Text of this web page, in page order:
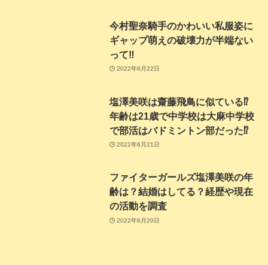
今村聖奈騎手のかわいい私服姿に
ギャップ萌えの破壊力が半端ない
って‼
2022年6月22日
塩澤美咲は齋藤飛鳥に似ている⁉
年齢は21歳で中学校は大麻中学校
で部活はバドミントン部だった⁉
2022年6月21日
ファイターガールズ塩澤美咲の年
齢は？結婚はしてる？経歴や現在
の活動を調査
2022年6月20日